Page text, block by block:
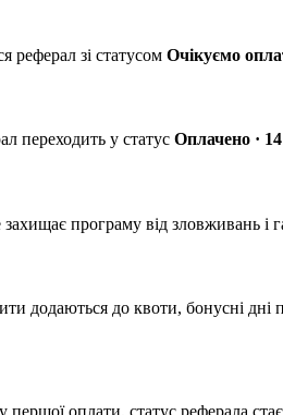
реферал зі статусом Очікуємо
переходить у статус Оплачено ·
програму від зловживань і
додаються до квоти, бонусні